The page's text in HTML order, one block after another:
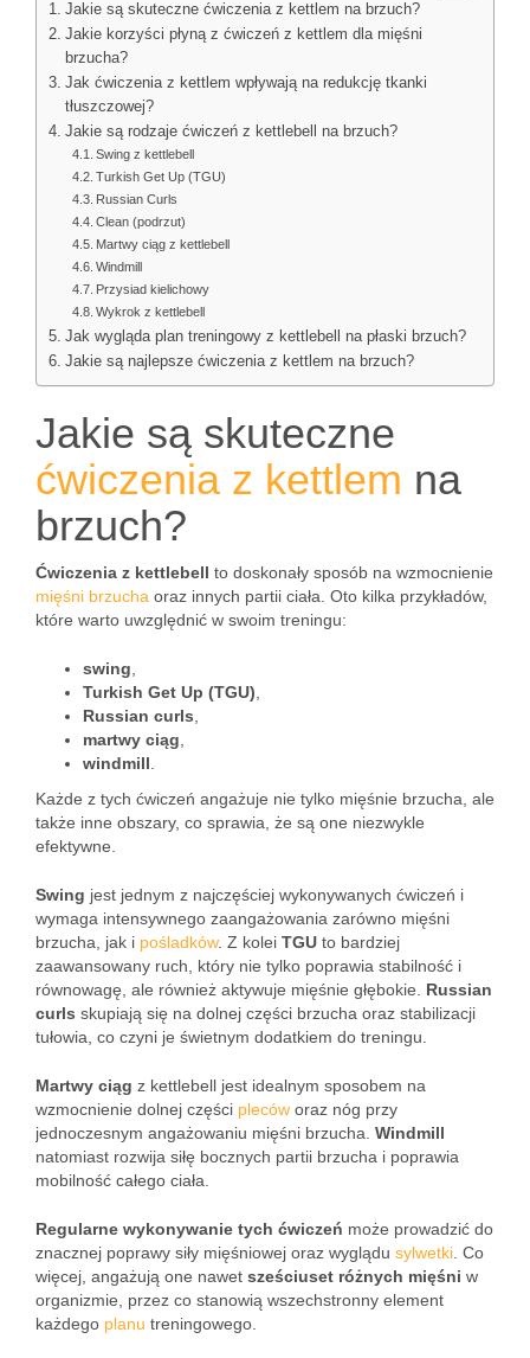
Jakie są skuteczne ćwiczenia z kettlem na brzuch?
Jakie korzyści płyną z ćwiczeń z kettlem dla mięśni
brzucha?
Jak ćwiczenia z kettlem wpływają na redukcję tkanki
tłuszczowej?
Jakie są rodzaje ćwiczeń z kettlebell na brzuch?
Swing z kettlebell
Turkish Get Up (TGU)
Russian Curls
Clean (podrzut)
Martwy ciąg z kettlebell
Windmill
Przysiad kielichowy
Wykrok z kettlebell
Jak wygląda plan treningowy z kettlebell na płaski brzuch?
Jakie są najlepsze ćwiczenia z kettlem na brzuch?
Jakie są skuteczne
ćwiczenia z kettlem na
brzuch?
Ćwiczenia z kettlebell to doskonały sposób na wzmocnienie
mięśni brzucha oraz innych partii ciała. Oto kilka przykładów,
które warto uwzględnić w swoim treningu:
swing
Turkish Get Up (TGU)
Russian curls
martwy ciąg
windmill
Każde z tych ćwiczeń angażuje nie tylko mięśnie brzucha, ale
także inne obszary, co sprawia, że są one niezwykle
efektywne.
Swing jest jednym z najczęściej wykonywanych ćwiczeń i
wymaga intensywnego zaangażowania zarówno mięśni
brzucha, jak i pośladków. Z kolei TGU to bardziej
zaawansowany ruch, który nie tylko poprawia stabilność i
równowagę, ale również aktywuje mięśnie głębokie. Russian
curls skupiają się na dolnej części brzucha oraz stabilizacji
tułowia, co czyni je świetnym dodatkiem do treningu.
Martwy ciąg z kettlebell jest idealnym sposobem na
wzmocnienie dolnej części pleców oraz nóg przy
jednoczesnym angażowaniu mięśni brzucha. Windmill
natomiast rozwija siłę bocznych partii brzucha i poprawia
mobilność całego ciała.
Regularne wykonywanie tych ćwiczeń może prowadzić do
znacznej poprawy siły mięśniowej oraz wyglądu sylwetki . Co
więcej, angażują one nawet sześciuset różnych mięśni w
organizmie, przez co stanowią wszechstronny element
każdego planu treningowego.